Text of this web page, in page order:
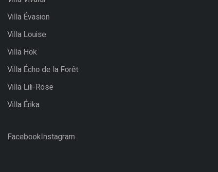
FacebookInstagram
Villa Évasion
Villa Louise
Villa Hok
Villa Écho de la Forêt
Villa Lili-Rose
Villa Érika